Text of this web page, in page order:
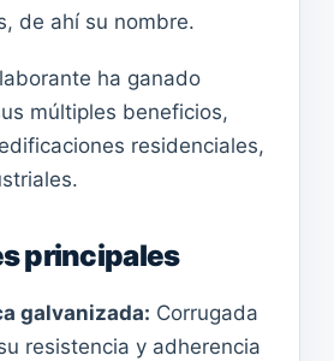
de ahí su nombre.
ha ganado
múltiples beneficios,
residenciales,
principales
galvanizada: Corrugada
resistencia y adherencia